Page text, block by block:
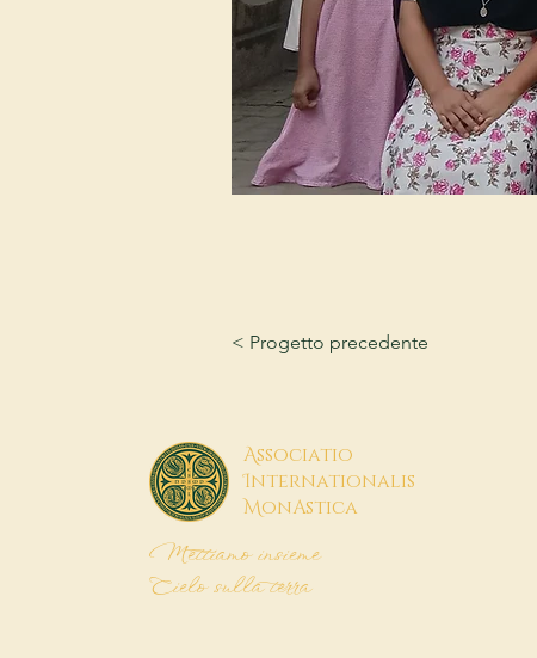
< Progetto precedente
Associatio
Internationalis
MonAstica
Mettiamo insieme
Cielo sulla terra